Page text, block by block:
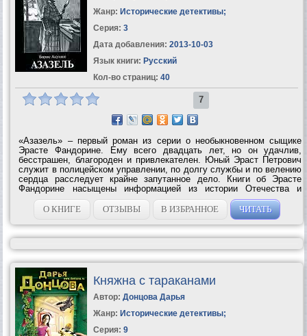
Жанр: Исторические детективы;
Серия: 3
Дата добавления: 2013-10-03
Язык книги: Русский
Кол-во страниц: 40
7
«Азазель» – первый роман из серии о необыкновенном сыщике
Эрасте Фандорине. Ему всего двадцать лет, но он удачлив,
бесстрашен, благороден и привлекателен. Юный Эраст Петрович
служит в полицейском управлении, по долгу службы и по велению
сердца расследует крайне запутанное дело. Книги об Эрасте
Фандорине насыщены информацией из истории Отечества и
одновременно являются увлекательнейшим детективным...
О КНИГЕ
ОТЗЫВЫ В ИЗБРАННОЕ ЧИТАТЬ
Княжна с тараканами
Автор: Донцова Дарья
Жанр: Исторические детективы;
Серия: 9